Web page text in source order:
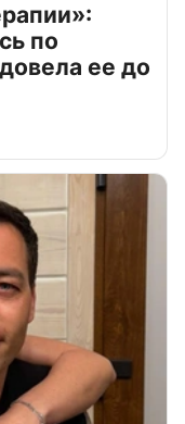
по
ее до